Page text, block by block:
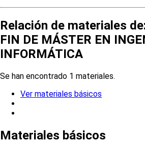
Relación de materiales
FIN DE MÁSTER EN
INFORMÁTICA
Se han encontrado 1 materiales.
Ver materiales básicos
Materiales básicos